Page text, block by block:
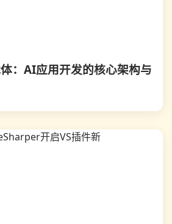
：AI应用开发的核心架构与